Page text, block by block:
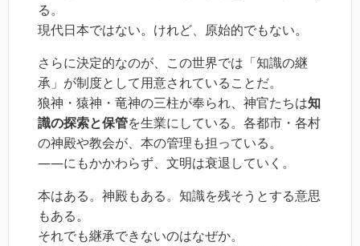
る。
現代日本ではない。けれど、原始的でもない。
さらに決定的なのが、この世界では「知識の継
承」が制度として用意されていることだ。
狼神・猿神・竜神の三柱が奉られ、神官たちは知
識の探索と保管を生業にしている。各都市・各村
の神殿や教会が、本の管理も担っている。
――にもかかわらず、文明は衰退していく。
本はある。神殿もある。知識を残そうとする意思
もある。
それでも継承できないのはなぜか。